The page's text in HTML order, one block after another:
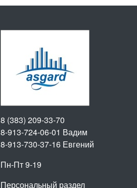
8 (383) 209-33-70
8-913-724-06-01 Вадим
8-913-730-37-16 Евгений
Пн-Пт 9-19
Персональный раздел